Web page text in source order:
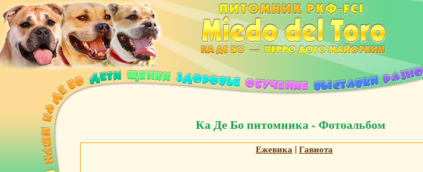
Ка Де Бо питомника - Фотоальбом
Ежевика |Гавиота